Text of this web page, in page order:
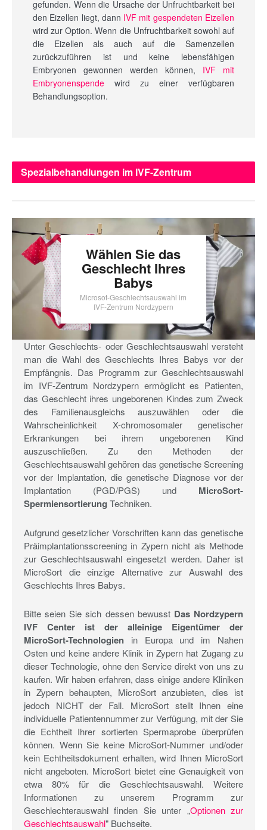
gefunden. Wenn die Ursache der Unfruchtbarkeit bei
den Eizellen liegt, dann IVF mit gespendeten Eizellen
wird zur Option. Wenn die Unfruchtbarkeit sowohl auf
die Eizellen als auch auf die Samenzellen
zurückzuführen ist und keine lebensfähigen
Embryonen gewonnen werden können, IVF mit
Embryonenspende wird zu einer verfügbaren
Behandlungsoption.
Spezialbehandlungen im IVF-Zentrum
Wählen Sie das
Geschlecht Ihres
Babys
Microsot-Geschlechtsauswahl im
IVF-Zentrum Nordzypern
Unter Geschlechts- oder Geschlechtsauswahl versteht
man die Wahl des Geschlechts Ihres Babys vor der
Empfängnis. Das Programm zur Geschlechtsauswahl
im IVF-Zentrum Nordzypern ermöglicht es Patienten,
das Geschlecht ihres ungeborenen Kindes zum Zweck
des Familienausgleichs auszuwählen oder die
Wahrscheinlichkeit X-chromosomaler genetischer
Erkrankungen bei ihrem ungeborenen Kind
auszuschließen. Zu den Methoden der
Geschlechtsauswahl gehören das genetische Screening
vor der Implantation, die genetische Diagnose vor der
Implantation (PGD/PGS) und MicroSort-
Spermiensortierung Techniken.
Aufgrund gesetzlicher Vorschriften kann das genetische
Präimplantationsscreening in Zypern nicht als Methode
zur Geschlechtsauswahl eingesetzt werden. Daher ist
MicroSort die einzige Alternative zur Auswahl des
Geschlechts Ihres Babys.
Bitte seien Sie sich dessen bewusst Das Nordzypern
IVF Center ist der alleinige Eigentümer der
MicroSort-Technologien in Europa und im Nahen
Osten und keine andere Klinik in Zypern hat Zugang zu
dieser Technologie, ohne den Service direkt von uns zu
kaufen. Wir haben erfahren, dass einige andere Kliniken
in Zypern behaupten, MicroSort anzubieten, dies ist
jedoch NICHT der Fall. MicroSort stellt Ihnen eine
individuelle Patientennummer zur Verfügung, mit der Sie
die Echtheit Ihrer sortierten Spermaprobe überprüfen
können. Wenn Sie keine MicroSort-Nummer und/oder
kein Echtheitsdokument erhalten, wird Ihnen MicroSort
nicht angeboten. MicroSort bietet eine Genauigkeit von
etwa 80% für die Geschlechtsauswahl. Weitere
Informationen zu unserem Programm zur
Geschlechterauswahl finden Sie unter „Optionen zur
Geschlechtsauswahl" Buchseite.